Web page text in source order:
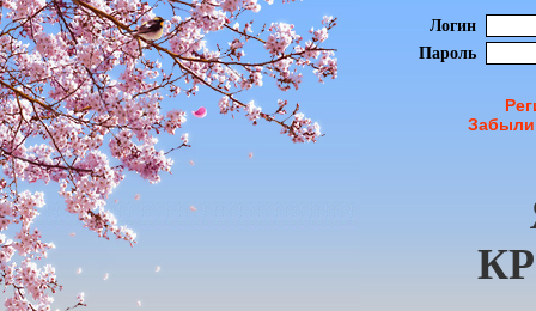
Логин
Пароль